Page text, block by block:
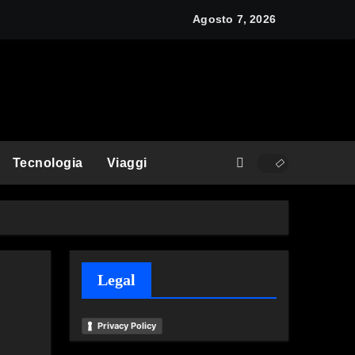
Agosto 7, 2026
Tecnologia Viaggi
Legal
Privacy Policy